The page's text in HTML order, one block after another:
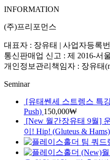
INFORMATION
(주)프리포먼스
대표자 : 장유태 | 사업자등록
통신판매업 신고 : 제 2016-서
개인정보관리책임자 : 장유태
Seminar
[유태쎈세 스트렝스 특
Push) 150,000₩
[New 월간장유태 9월]
이! Hip! (Gluteus & Hams)
팀 쿼드
(New)